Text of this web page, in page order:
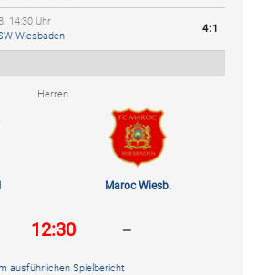
14:30 Uhr
Wiesbaden
4:1
Herren
Maroc Wiesb.
12:30 -
ausführlichen Spielbericht